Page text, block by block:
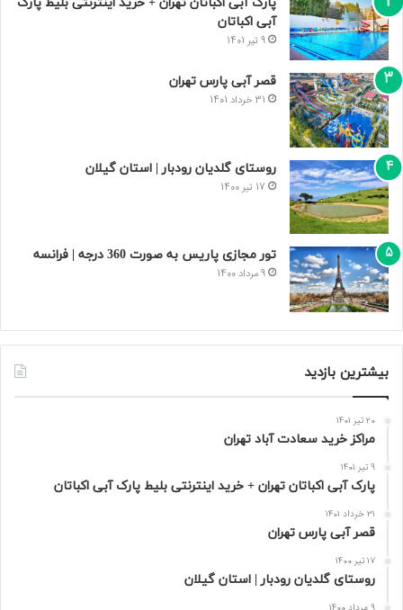
آبی اکباتان
9 تیر 1401
قصر آبی پارس تهران
31 خرداد 1401
روستای گلدیان رودبار | استان گیلان
17 تیر 1400
تور مجازی پاریس به صورت 360 درجه | فرانسه
9 مرداد 1400
بیشترین بازدید
20 تیر 1401
مراکز خرید سعادت‌ آباد تهران
9 تیر 1401
پارک آبی اکباتان تهران + خرید اینترنتی بلیط پارک آبی اکباتان
31 خرداد 1401
قصر آبی پارس تهران
17 تیر 1400
روستای گلدیان رودبار | استان گیلان